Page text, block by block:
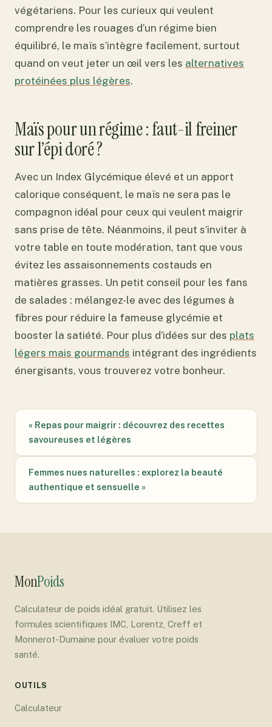
végétariens. Pour les curieux qui veulent
comprendre les rouages d’un régime bien
équilibré, le maïs s’intègre facilement, surtout
quand on veut jeter un œil vers les alternatives
protéinées plus légères.
Maïs pour un régime : faut-il freiner
sur l’épi doré ?
Avec un Index Glycémique élevé et un apport
calorique conséquent, le maïs ne sera pas le
compagnon idéal pour ceux qui veulent maigrir
sans prise de tête. Néanmoins, il peut s’inviter à
votre table en toute modération, tant que vous
évitez les assaisonnements costauds en
matières grasses. Un petit conseil pour les fans
de salades : mélangez-le avec des légumes à
fibres pour réduire la fameuse glycémie et
booster la satiété. Pour plus d’idées sur des plats
légers mais gourmands intégrant des ingrédients
énergisants, vous trouverez votre bonheur.
« Repas pour maigrir : découvrez des recettes
savoureuses et légères
Femmes nues naturelles : explorez la beauté
authentique et sensuelle »
MonPoids
Calculateur de poids idéal gratuit. Utilisez les
formules scientifiques IMC, Lorentz, Creff et
Monnerot-Dumaine pour évaluer votre poids
santé.
OUTILS
Calculateur